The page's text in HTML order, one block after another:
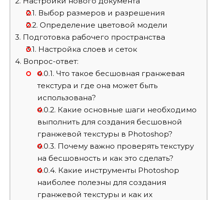
2.1. Выбор размеров и разрешения
2.2. Определение цветовой модели
3. Подготовка рабочего пространства
3.1. Настройка слоев и сеток
4. Вопрос-ответ:
4.0.1. Что такое бесшовная гранжевая
текстура и где она может быть
использована?
4.0.2. Какие основные шаги необходимо
выполнить для создания бесшовной
гранжевой текстуры в Photoshop?
4.0.3. Почему важно проверять текстуру
на бесшовность и как это сделать?
4.0.4. Какие инструменты Photoshop
наиболее полезны для создания
гранжевой текстуры и как их